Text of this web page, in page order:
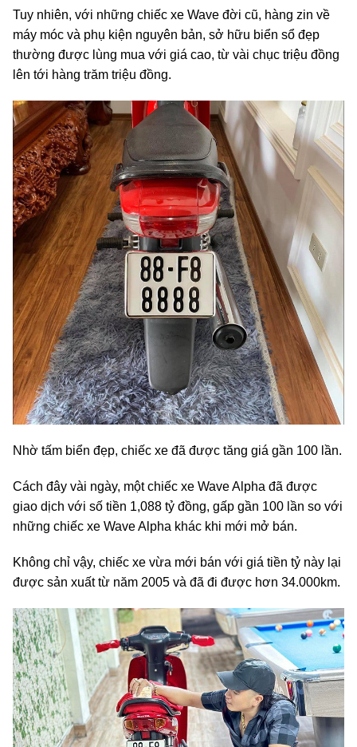
Tuy nhiên, với những chiếc xe Wave đời cũ, hàng zin về
máy móc và phụ kiện nguyên bản, sở hữu biển sổ đẹp
thường được lùng mua với giá cao, từ vài chục triệu đồng
lên tới hàng trăm triệu đồng.
Nhờ tấm biển đẹp, chiếc xe đã được tăng giá gần 100 lần.
Cách đây vài ngày, một chiếc xe Wave Alpha đã được
giao dịch với số tiền 1,088 tỷ đồng, gấp gần 100 lần so với
những chiếc xe Wave Alpha khác khi mới mở bán.
Không chỉ vậy, chiếc xe vừa mới bán với giá tiền tỷ này lại
được sản xuất từ năm 2005 và đã đi được hơn 34.000km.